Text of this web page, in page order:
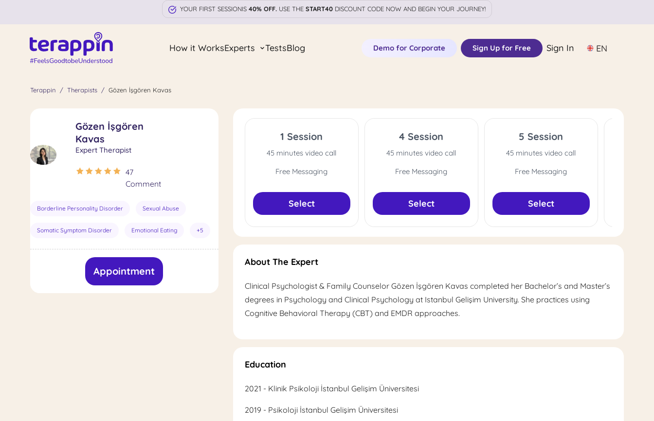
YOUR FIRST SESSIONIS 40% OFF. USE THE START40 DISCOUNT CODE NOW AND BEGIN YOUR JOURNEY!
How it WorksExperts TestsBlog Demo for Corporate Sign Up for Free Sign In EN
Terappin Therapists Gözen İşgören Kavas
Gözen İşgören
Kavas
Expert Therapist
47
Comment
Borderline Personality Disorder Sexual Abuse
Somatic Symptom Disorder Emotional Eating +5
Appointment
1 Session
45 minutes video call
Free Messaging
Select
4 Session
45 minutes video call
Free Messaging
Select
5 Session
45 minutes video call
Free Messaging
Select
About The Expert
Clinical Psychologist & Family Counselor Gözen İşgören Kavas completed her Bachelor’s and Master’s
degrees in Psychology and Clinical Psychology at Istanbul Gelişim University. She practices using
Cognitive Behavioral Therapy (CBT) and EMDR approaches.
Education
2021 - Klinik Psikoloji İstanbul Gelişim Üniversitesi
2019 - Psikoloji İstanbul Gelişim Üniversitesi